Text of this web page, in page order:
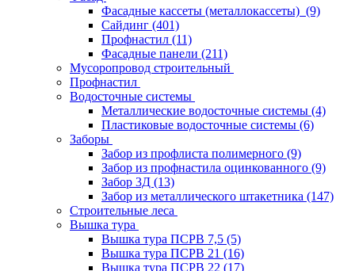
Фасадные кассеты (металлокассеты) (9)
Сайдинг (401)
Профнастил (11)
Фасадные панели (211)
Мусоропровод строительный
Профнастил
Водосточные системы
Металлические водосточные системы (4)
Пластиковые водосточные системы (6)
Заборы
Забор из профлиста полимерного (9)
Забор из профнастила оцинкованного (9)
Забор 3Д (13)
Забор из металлического штакетника (147)
Строительные леса
Вышка тура
Вышка тура ПСРВ 7,5 (5)
Вышка тура ПСРВ 21 (16)
Вышка тура ПСРВ 22 (17)